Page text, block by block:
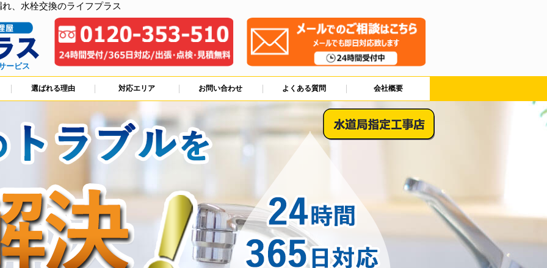
、水栓交換のライフプラス
ービス
選ばれる理由 対応エリア お問い合わせ よくある質問 会社概要